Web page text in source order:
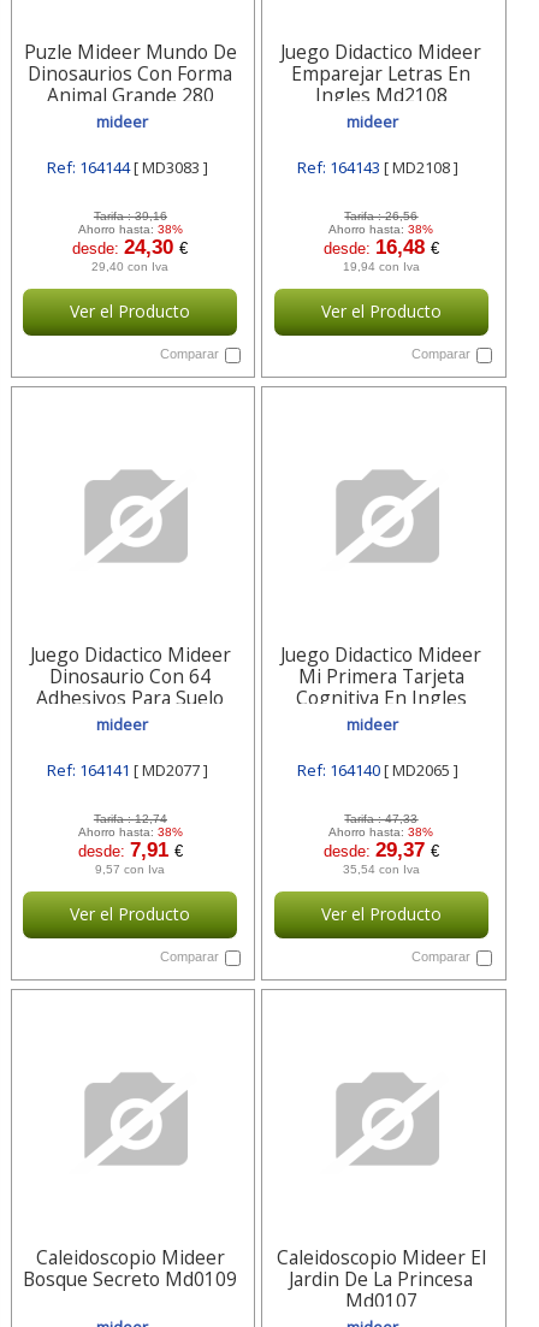
Puzle Mideer Mundo De
Dinosaurios Con Forma
Animal Grande 280
Piezas Md3083
mideer
Ref: 164144[ MD3083 ]
Tarifa :39,16
Ahorro hasta: 38%
desde:24,30€
29,40 con Iva
Ver el Producto
Comparar
Juego Didactico Mideer
Emparejar Letras En
Ingles Md2108
mideer
Ref: 164143[ MD2108 ]
Tarifa :26,56
Ahorro hasta:38%
desde: 16,48 €
19,94 con Iva
Ver el Producto
Comparar
Juego Didactico Mideer
Dinosaurio Con 64
Adhesivos Para Suelo
Removibles Md2077
mideer
Ref: 164141 [ MD2077 ]
Tarifa :12,74
Ahorro hasta: 38%
desde: 7,91 €
9,57 con Iva
Ver el Producto
Comparar
Juego Didactico Mideer
Mi Primera Tarjeta
Cognitiva En Ingles
Md2065
mideer
Ref: 164140[ MD2065 ]
Tarifa :47,33
Ahorro hasta:38%
desde: 29,37 €
35,54 con Iva
Ver el Producto
Comparar
Caleidoscopio Mideer
Bosque Secreto Md0109
Caleidoscopio Mideer El
Jardin De La Princesa
Md0107